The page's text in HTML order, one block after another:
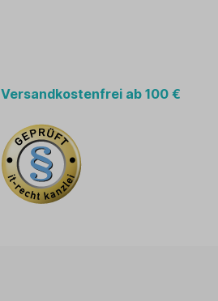
Versandkostenfrei ab 100 €